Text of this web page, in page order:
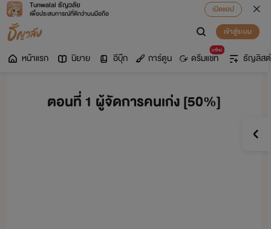
Tunwalai ธัญวลัย
เพื่อประสบการณ์ที่ดีกว่าบนมือถือ
เปิดแอป
เข้าสู่ระบบ
หน้าแรก นิยาย อีบุ๊ก การ์ตูน
มาใหม่
ดรีมแชท ธัญลิสต์
ตอนที่ 1 ผู้จัดการคนเก่ง [50%]